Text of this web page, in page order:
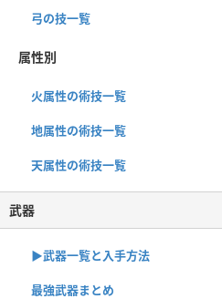
弓の技一覧
属性別
火属性の術技一覧
地属性の術技一覧
天属性の術技一覧
武器
▶︎武器一覧と入手方法
最強武器まとめ